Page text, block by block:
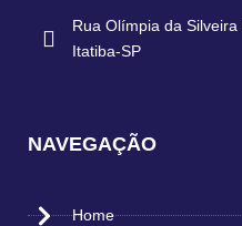
Rua Olímpia da
Itatiba-SP
NAVEGAÇÃO
Home